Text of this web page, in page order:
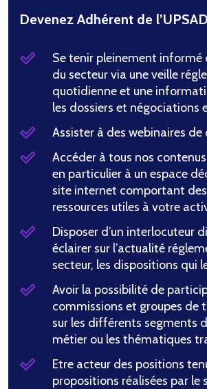
Devenez Adhérent de
Se tenir pleinement informé
du secteur via une veille
quotidienne et une
les dossiers et négociations
Assister à des webinaires
Accéder à tous nos
en particulier à un espace
site internet comportant
ressources utiles à votre
Disposer d’un interlocuteur
éclairer sur l’actualité
secteur, les dispositions qui
Avoir la possibilité de
commissions et groupes de
sur les différents segments
métier ou les thématiques
Etre acteur des positions
propositions réalisées par le